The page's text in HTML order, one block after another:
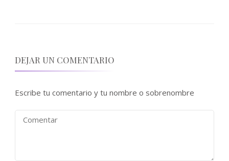
DEJAR UN COMENTARIO
Escribe tu comentario y tu nombre o sobrenombre